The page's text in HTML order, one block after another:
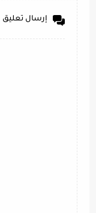
إرسال تعليق